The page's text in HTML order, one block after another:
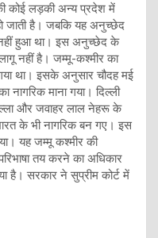
की कोई लड़की अन्य प्रदेश में
जाती है। जबकि यह अनुच्छेद
नहीं हुआ था। इस अनुच्छेद के
नहीं है। जम्मू-कश्मीर का
था। इसके अनुसार चौदह मई
नागरिक माना गया। दिल्ली
और जवाहर लाल नेहरू के
के भी नागरिक बन गए। इस
यह जम्मू कश्मीर की
तय करने का अधिकार
है। सरकार ने सुप्रीम कोर्ट में